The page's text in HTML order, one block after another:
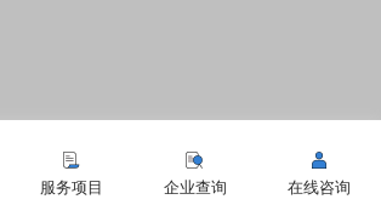
服务项目 企业查询 在线咨询